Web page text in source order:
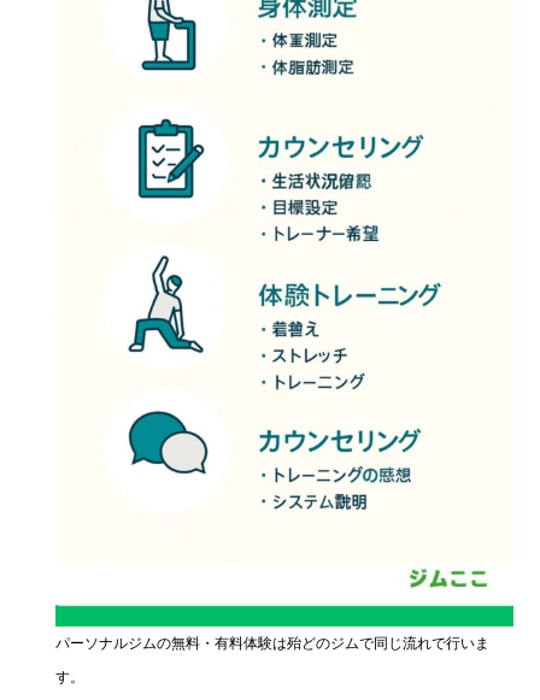
パーソナルジムの無料・有料体験は殆どのジムで同じ流れで行いま
す。